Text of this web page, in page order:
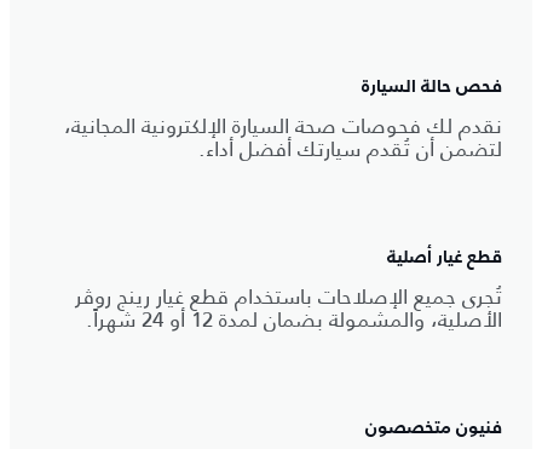
فحص حالة السيارة
نقدم لك فحوصات صحة السيارة الإلكترونية المجانية،
لتضمن أن تُقدم سيارتك أفضل أداء.
قطع غيار أصلية
تُجرى جميع الإصلاحات باستخدام قطع غيار رينج روڤر
الأصلية، والمشمولة بضمان لمدة 12 أو 24 شهراً.
فنيون متخصصون